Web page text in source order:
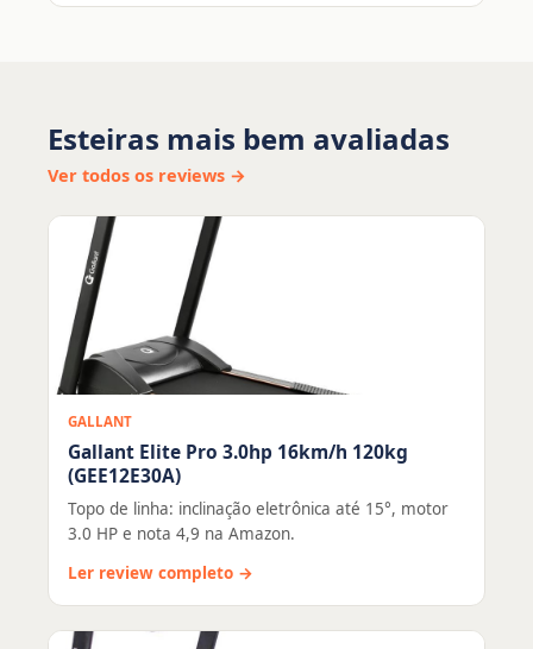
Esteiras mais bem avaliadas
Ver todos os reviews →
GALLANT
Gallant Elite Pro 3.0hp 16km/h 120kg
(GEE12E30A)
Topo de linha: inclinação eletrônica até 15°, motor
3.0 HP e nota 4,9 na Amazon.
Ler review completo →